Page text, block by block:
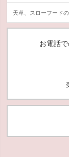
天草、スローフード
お電話